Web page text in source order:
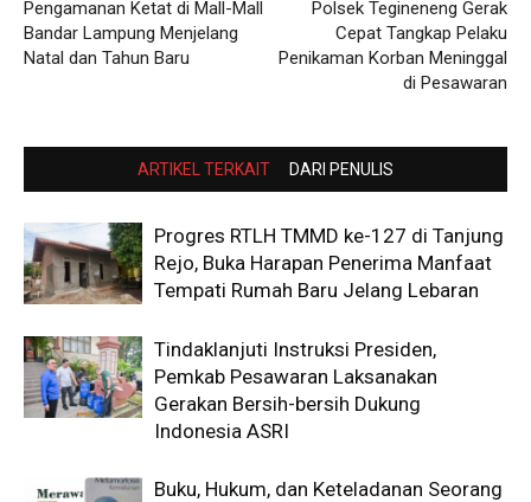
Pengamanan Ketat di Mall-Mall
Bandar Lampung Menjelang
Natal dan Tahun Baru
Polsek Tegineneng Gerak
Cepat Tangkap Pelaku
Penikaman Korban Meninggal
di Pesawaran
ARTIKEL TERKAIT DARI PENULIS
Progres RTLH TMMD ke-127 di Tanjung
Rejo, Buka Harapan Penerima Manfaat
Tempati Rumah Baru Jelang Lebaran
Tindaklanjuti Instruksi Presiden,
Pemkab Pesawaran Laksanakan
Gerakan Bersih-bersih Dukung
Indonesia ASRI
Buku, Hukum, dan Keteladanan Seorang